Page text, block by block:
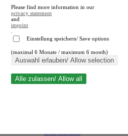
Suche schließen
Please find more information in our
privacy statement
and
imprint
Einstellung speichern/ Save options
(maximal 6 Monate / maximum 6 month)
Auswahl erlauben/ Allow selection
Alle zulassen/ Allow all